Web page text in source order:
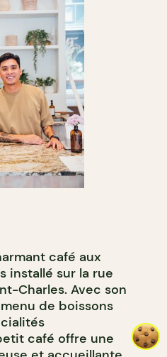
café aux
installé sur la rue
Charles. Avec son
de boissons
café offre une